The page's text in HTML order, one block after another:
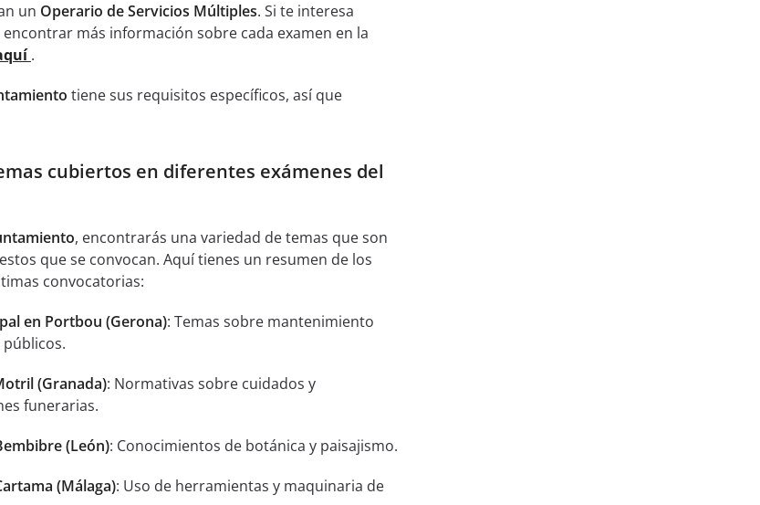
un Operario de Servicios Múltiples. Si te interesa
más información sobre cada examen en la
.
tiene sus requisitos específicos, así que
cubiertos en diferentes exámenes del
, encontrarás una variedad de temas que son
que se convocan. Aquí tienes un resumen de los
convocatorias:
en Portbou (Gerona): Temas sobre mantenimiento
(Granada): Normativas sobre cuidados y
funerarias.
(León): Conocimientos de botánica y paisajismo.
(Málaga): Uso de herramientas y maquinaria de